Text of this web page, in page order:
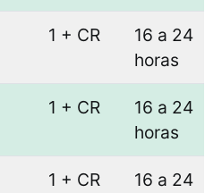
1 + CR
16 a 24
horas
1 + CR
16 a 24
horas
1 + CR
16 a 24